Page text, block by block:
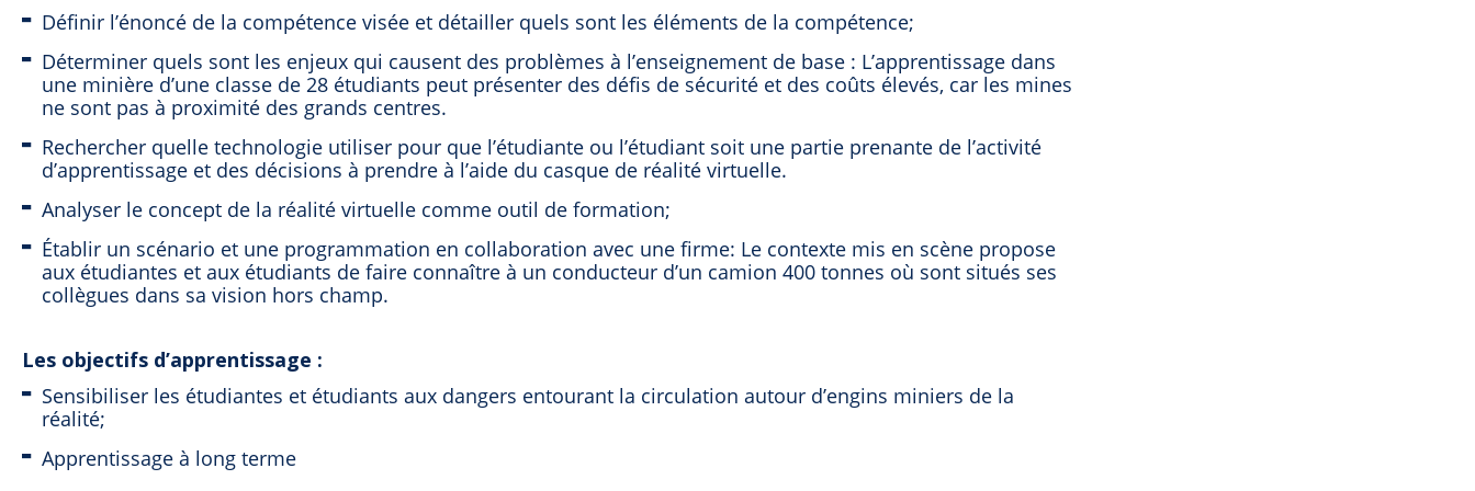
Définir l’énoncé de la compétence visée et détailler quels sont les éléments de la compétence;
Déterminer quels sont les enjeux qui causent des problèmes à l’enseignement de base : L’apprentissage dans
une minière d’une classe de 28 étudiants peut présenter des défis de sécurité et des coûts élevés, car les mines
ne sont pas à proximité des grands centres.
Rechercher quelle technologie utiliser pour que l’étudiante ou l’étudiant soit une partie prenante de l’activité
d’apprentissage et des décisions à prendre à l’aide du casque de réalité virtuelle.
Analyser le concept de la réalité virtuelle comme outil de formation;
Établir un scénario et une programmation en collaboration avec une firme: Le contexte mis en scène propose
aux étudiantes et aux étudiants de faire connaître à un conducteur d’un camion 400 tonnes où sont situés ses
collègues dans sa vision hors champ.
Les objectifs d’apprentissage :
Sensibiliser les étudiantes et étudiants aux dangers entourant la circulation autour d’engins miniers de la
réalité;
Apprentissage à long terme